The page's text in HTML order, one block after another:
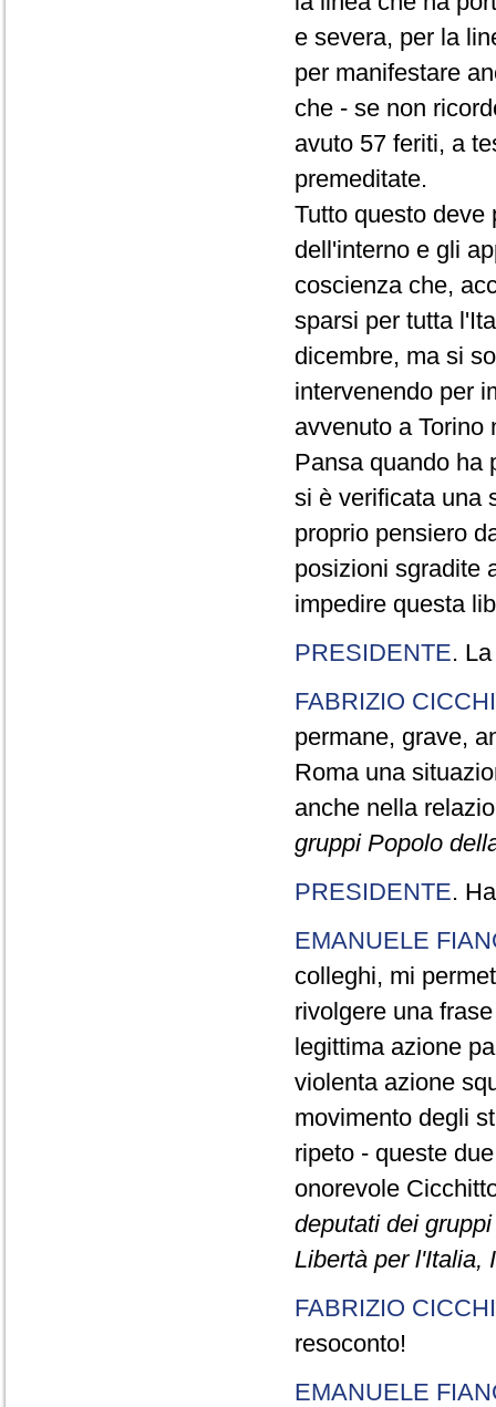
e severa, per la
per manifestare
che - se non
avuto 57 feriti, a
premeditate.
Tutto questo deve
dell'interno e gli
coscienza che,
sparsi per tutta
dicembre, ma si
intervenendo per
avvenuto a
Pansa quando ha
si è verificata una
proprio pensiero
posizioni sgradite
impedire questa
PRESIDENTE.
FABRIZIO
permane, grave,
Roma una
anche nella
gruppi Popolo
PRESIDENTE.
EMANUELE
colleghi, mi
rivolgere una
legittima azione
violenta azione
movimento degli
ripeto - queste
onorevole
deputati dei
Libertà per l'Italia,
FABRIZIO
resoconto!
EMANUELE